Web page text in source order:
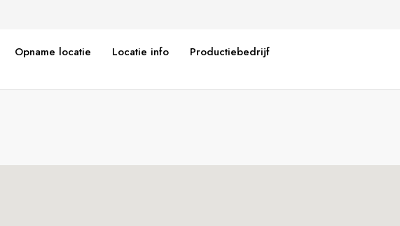
Opname locatie Locatie info Productiebedrijf